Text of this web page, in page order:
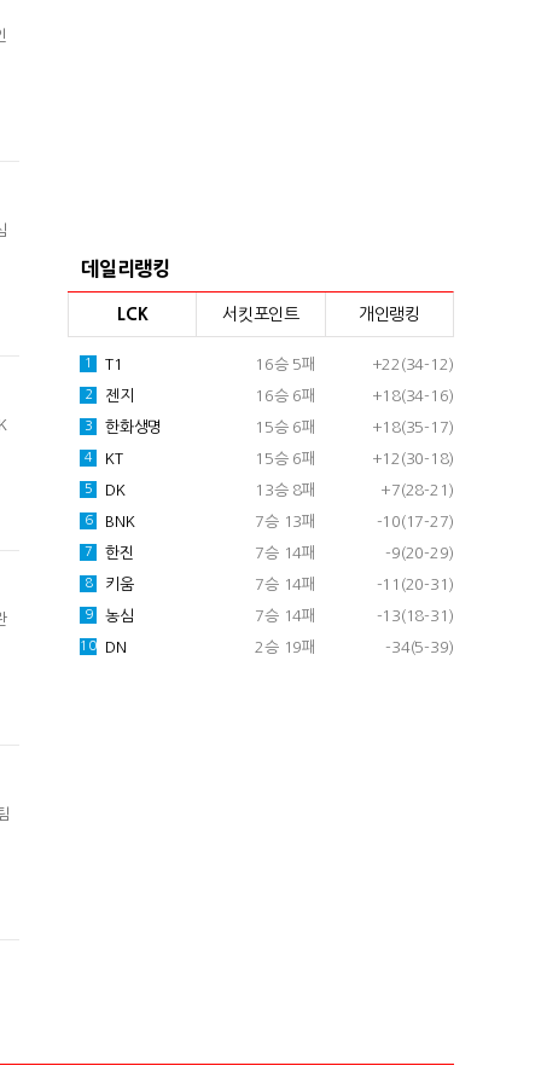
데일리랭킹
LCK 서킷포인트 개인랭킹
1 T1 16승 5패 +22(34-12)
2 젠지 16승 6패 +18(34-16)
3 한화생명 15승 6패 +18(35-17)
4 KT 15승 6패 +12(30-18)
5 DK 13승 8패 +7(28-21)
6 BNK 7승 13패 -10(17-27)
7 한진 7승 14패 -9(20-29)
8 키움 7승 14패 -11(20-31)
9 농심 7승 14패 -13(18-31)
10 DN 2승 19패 -34(5-39)